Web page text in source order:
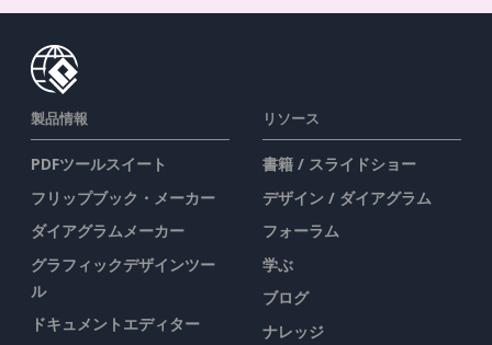
製品情報
PDFツールスイート
フリップブック・メーカー
ダイアグラムメーカー
グラフィックデザインツー
ル
ドキュメントエディター
リソース
書籍 / スライドショー
デザイン / ダイアグラム
フォーラム
学ぶ
ブログ
ナレッジ